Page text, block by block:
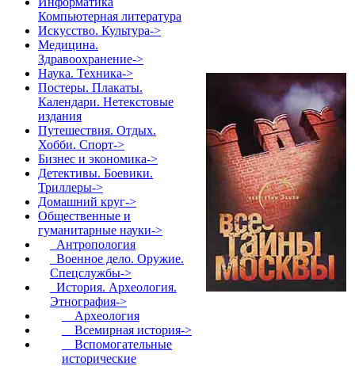
Компьютерная литература
Искусство. Культура->
Медицина.
Здравоохранение->
Наука. Техника->
Постеры. Плакаты.
Календари. Нетекстовые
издания
Путешествия. Отдых.
Хобби. Спорт->
Бизнес и экономика->
Детективы. Боевики.
Триллеры->
Домашний круг->
Общественные и
гуманитарные науки->
Антропология
Военное дело. Оружие.
Спецслужбы->
История. Археология.
Этнография->
Археология
Всемирная история->
Вспомогательные
исторические